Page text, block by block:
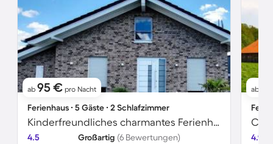
ab 95 € pro Nacht
Ferienhaus ∙ 5 Gäste ∙ 2 Schlafzimmer
Kinderfreundliches charmantes Ferienhaus mit Grill und Garten | Neben dem Strand
4.5 Großartig (6 Bewertungen)
ab
4.9